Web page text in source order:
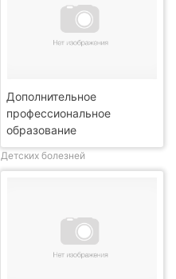
Дополнительное
профессиональное
образование
Детских болезней